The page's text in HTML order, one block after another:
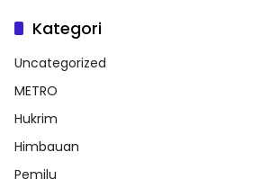
Kategori
Uncategorized
METRO
Hukrim
Himbauan
Pemilu